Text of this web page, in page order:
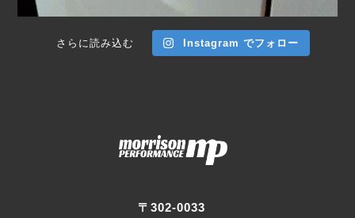
〒302-0033
さらに読み込む Instagram でフォロー